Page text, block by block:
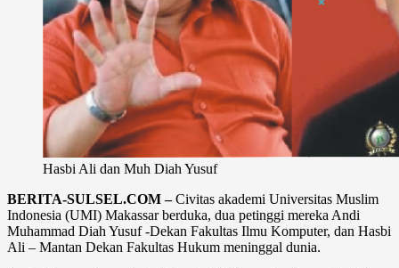
Hasbi Ali dan Muh Diah Yusuf
BERITA-SULSEL.COM –Civitas akademi Universitas Muslim
Indonesia (UMI) Makassar berduka, dua petinggi mereka Andi
Muhammad Diah Yusuf -Dekan Fakultas Ilmu Komputer, dan Hasbi
Ali – Mantan Dekan Fakultas Hukum meninggal dunia.